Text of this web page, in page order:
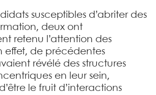
susceptibles d’abriter des
deux ont
retenu l’attention des
effet, de précédentes
révélé des structures
en leur sein,
le fruit d’interactions